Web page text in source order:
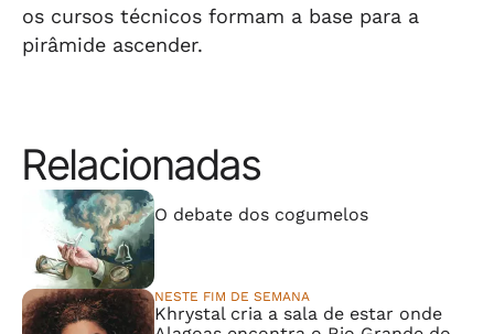
os cursos técnicos formam a base para a
pirâmide ascender.
Relacionadas
O debate dos cogumelos
NESTE FIM DE SEMANA
Khrystal cria a sala de estar onde